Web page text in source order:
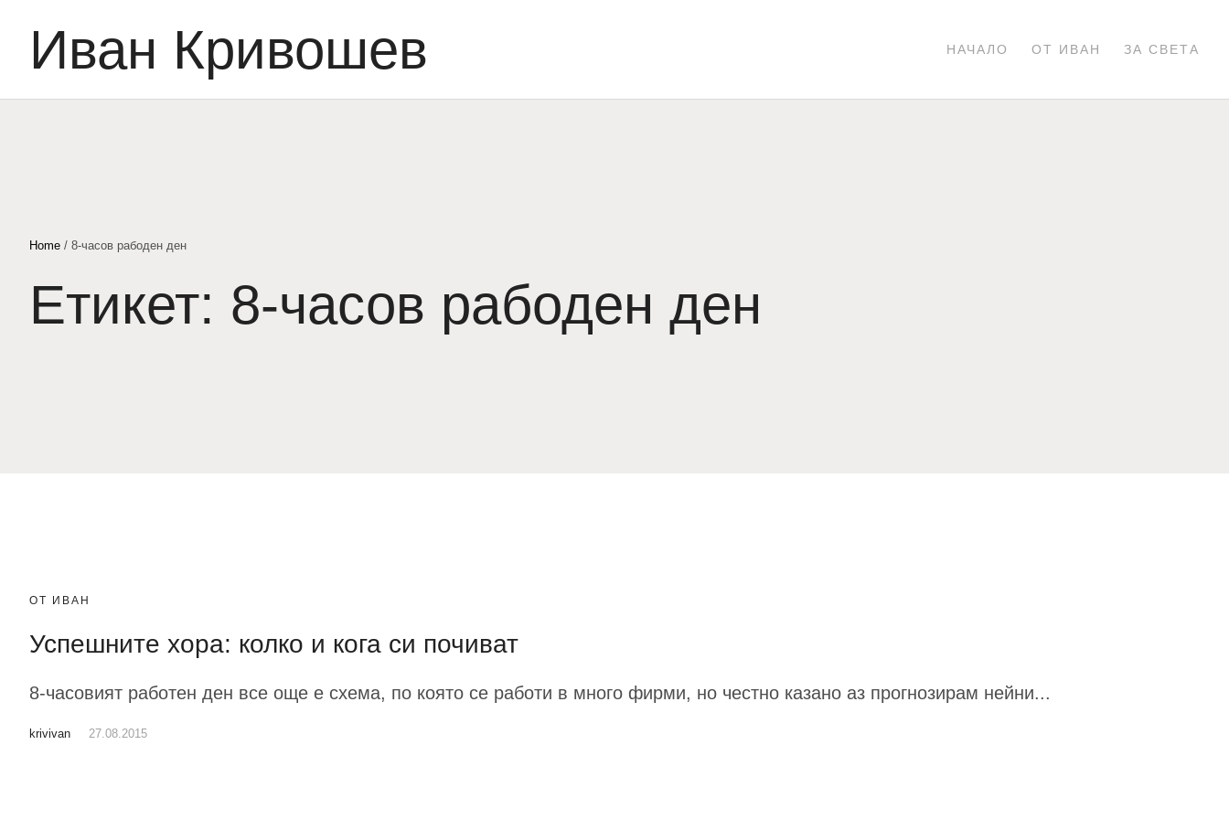
Иван Кривошев НАЧАЛО ОТ ИВАН ЗА СВЕТА
Home / 8-часов рабоден ден
Етикет: 8-часов рабоден ден
ОТ ИВАН
Успешните хора: колко и кога си почиват
8-часовият работен ден все още е схема, по която се работи в много фирми, но честно казано аз прогнозирам нейни...
krivivan 27.08.2015